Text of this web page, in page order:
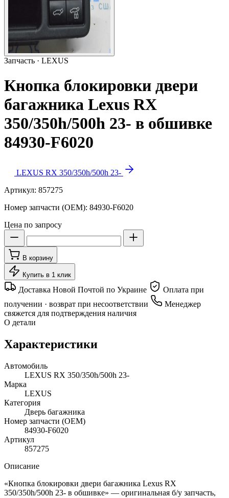
Запчасть · LEXUS
Кнопка блокировки двери
багажника Lexus RX
350/350h/500h 23- в обшивке
84930-F6020
LEXUS RX 350/350h/500h 23-
Артикул: 857275
Номер запчасти (OEM): 84930-F6020
Цена по запросу
В корзину
Купить в 1 клик
Доставка Новой Почтой по Украине
Оплата при
получении · возврат при несоответствии
Менеджер
свяжется для подтверждения наличия
О детали
Характеристики
Автомобиль
LEXUS RX 350/350h/500h 23-
Марка
LEXUS
Категория
Дверь багажника
Номер запчасти (OEM)
84930-F6020
Артикул
857275
Описание
«Кнопка блокировки двери багажника Lexus RX
350/350h/500h 23- в обшивке» — оригинальная б/у запчасть,